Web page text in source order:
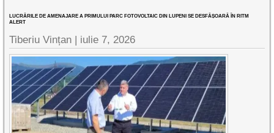
LUCRĂRILE DE AMENAJARE A PRIMULUI PARC FOTOVOLTAIC DIN LUPENI SE DESFĂȘOARĂ ÎN RITM
ALERT
Tiberiu Vințan | iulie 7, 2026